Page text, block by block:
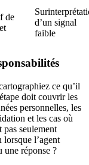
de
d’un signal
faible
ce qu’il
doit couvrir les
personnelles, les
et les cas où
pas seulement
lorsque l’agent
une réponse ?